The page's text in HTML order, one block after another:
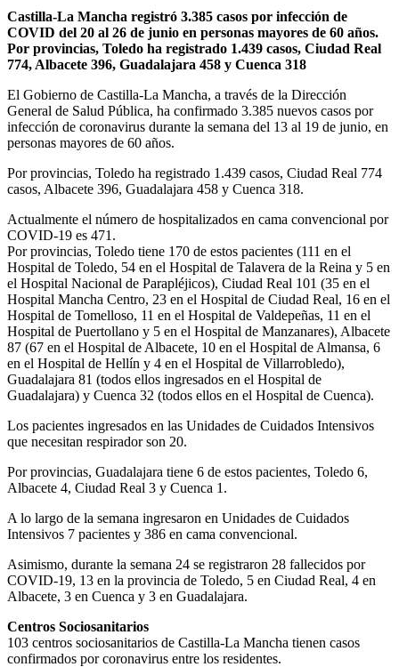
Castilla-La Mancha registró 3.385 casos por infección de
COVID del 20 al 26 de junio en personas mayores de 60 años.
Por provincias, Toledo ha registrado 1.439 casos, Ciudad Real
774, Albacete 396, Guadalajara 458 y Cuenca 318
El Gobierno de Castilla-La Mancha, a través de la Dirección
General de Salud Pública, ha confirmado 3.385 nuevos casos por
infección de coronavirus durante la semana del 13 al 19 de junio, en
personas mayores de 60 años.
Por provincias, Toledo ha registrado 1.439 casos, Ciudad Real 774
casos, Albacete 396, Guadalajara 458 y Cuenca 318.
Actualmente el número de hospitalizados en cama convencional por
COVID-19 es 471.
Por provincias, Toledo tiene 170 de estos pacientes (111 en el
Hospital de Toledo, 54 en el Hospital de Talavera de la Reina y 5 en
el Hospital Nacional de Parapléjicos), Ciudad Real 101 (35 en el
Hospital Mancha Centro, 23 en el Hospital de Ciudad Real, 16 en el
Hospital de Tomelloso, 11 en el Hospital de Valdepeñas, 11 en el
Hospital de Puertollano y 5 en el Hospital de Manzanares), Albacete
87 (67 en el Hospital de Albacete, 10 en el Hospital de Almansa, 6
en el Hospital de Hellín y 4 en el Hospital de Villarrobledo),
Guadalajara 81 (todos ellos ingresados en el Hospital de
Guadalajara) y Cuenca 32 (todos ellos en el Hospital de Cuenca).
Los pacientes ingresados en las Unidades de Cuidados Intensivos
que necesitan respirador son 20.
Por provincias, Guadalajara tiene 6 de estos pacientes, Toledo 6,
Albacete 4, Ciudad Real 3 y Cuenca 1.
A lo largo de la semana ingresaron en Unidades de Cuidados
Intensivos 7 pacientes y 386 en cama convencional.
Asimismo, durante la semana 24 se registraron 28 fallecidos por
COVID-19, 13 en la provincia de Toledo, 5 en Ciudad Real, 4 en
Albacete, 3 en Cuenca y 3 en Guadalajara.
Centros Sociosanitarios
103 centros sociosanitarios de Castilla-La Mancha tienen casos
confirmados por coronavirus entre los residentes.